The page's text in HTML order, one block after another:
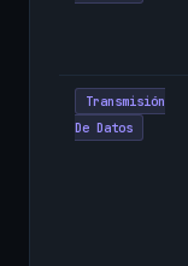
Transmisión
De Datos